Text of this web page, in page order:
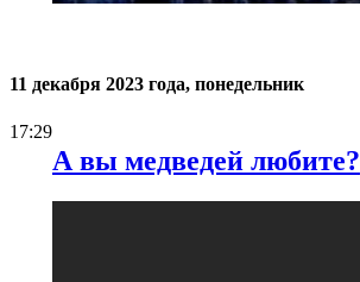
11 декабря 2023 года, понедельник
17:29
А вы медведей любите?